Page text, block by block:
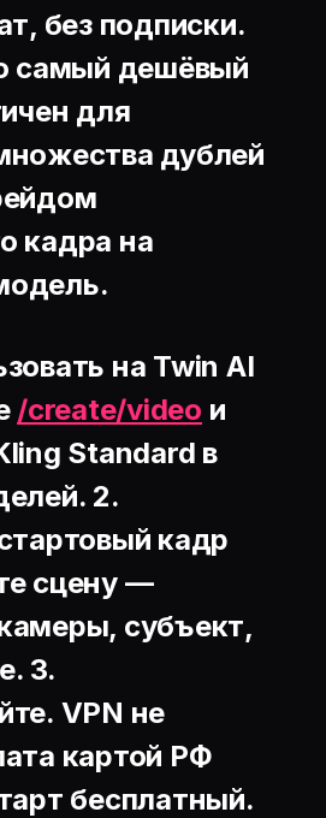
без подписки.
самый дешёвый
для
дублей
кадра на
на Twin AI
/create/video и
Standard в
2.
кадр
сцену —
субъект,
3.
VPN не
картой РФ
бесплатный.